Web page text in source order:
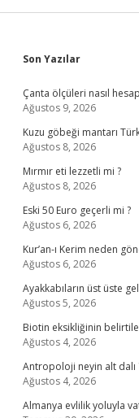
Sidebar
Son Yazılar
Çanta ölçüleri nasıl
Ağustos 9, 2026
Kuzu göbeği mantarı
Ağustos 8, 2026
Mırmır eti lezzetli mi ?
Ağustos 8, 2026
Eski 50 Euro geçerli mi ?
Ağustos 6, 2026
Kur’an-ı Kerim neden
Ağustos 6, 2026
Ayakkabıların üst üste
Ağustos 5, 2026
Biotin eksikliğinin
Ağustos 4, 2026
Antropoloji neyin alt dalı
Ağustos 4, 2026
Almanya evlilik yoluyla